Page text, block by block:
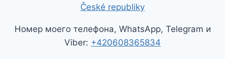
České republiky
Номер моего телефона, WhatsApp, Telegram и
Viber: +420608365834